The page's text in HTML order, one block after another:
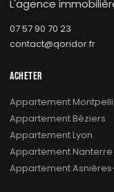
L'agence
07 57 90 70 23
contact@qoridor.fr
ACHETER
Appartement
Appartement Béziers
Appartement Lyon
Appartement Nanterre
Appartement